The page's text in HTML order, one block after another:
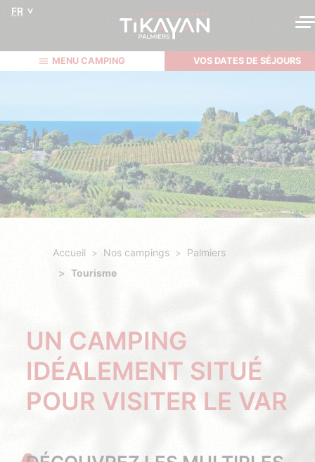
FR
MENU CAMPING VOS DATES DE SÉJOURS
Accueil Nos campings
Palmiers
Tourisme
UN CAMPING
IDÉALEMENT SITUÉ
POUR VISITER LE VAR